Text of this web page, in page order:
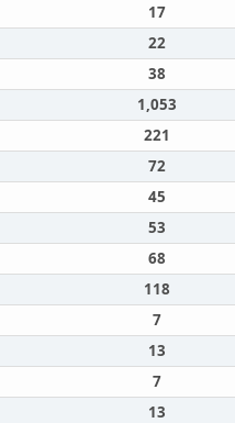
17
22
38
1,053
221
72
45
53
68
118
7
13
7
13